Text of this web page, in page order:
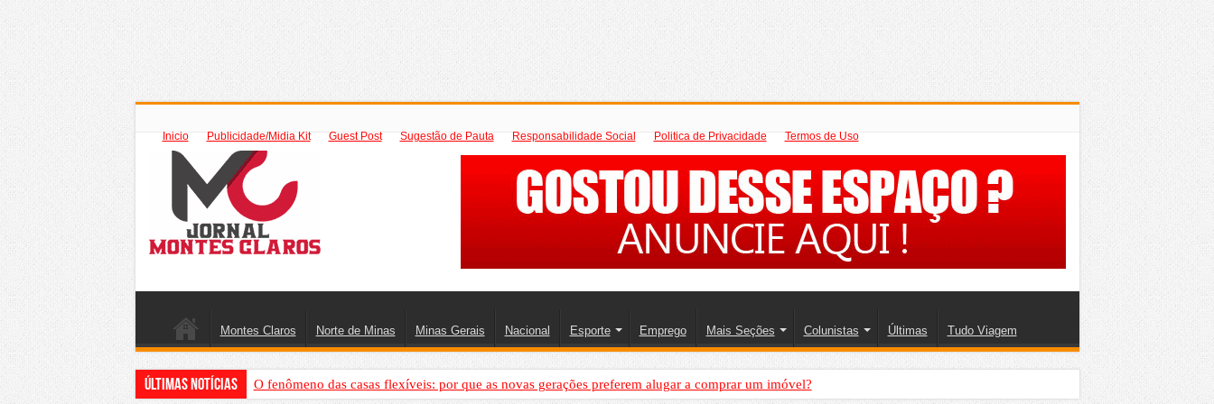
Inicio Publicidade/Midia Kit Guest Post Sugestão de Pauta Responsabilidade Social Politica de Privacidade Termos de Uso
Montes Claros Norte de Minas Minas Gerais Nacional Esporte Emprego Mais Seções Colunistas Últimas Tudo Viagem
Últimas Notícias O fenômeno das casas flexíveis: por que as novas gerações preferem alugar a comprar um imóvel?